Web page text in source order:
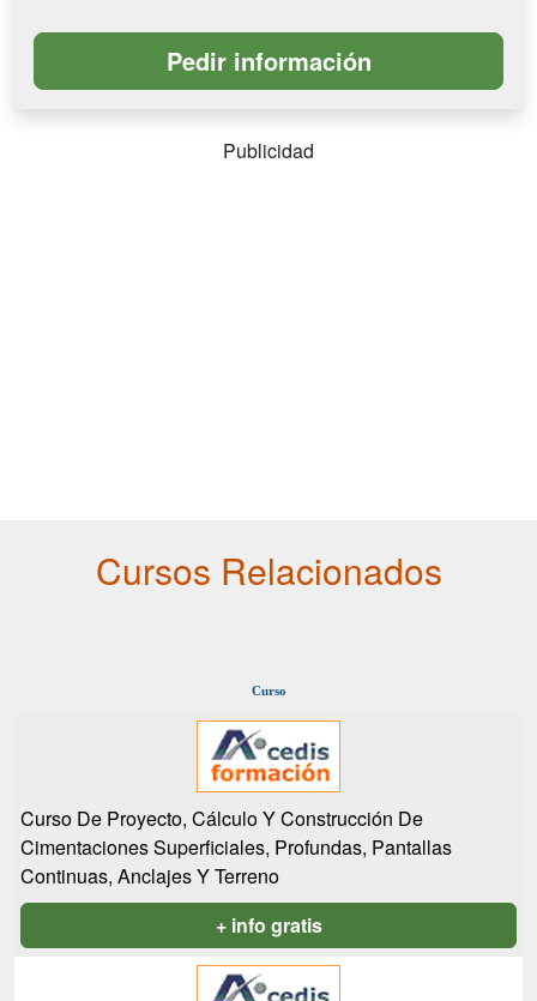
Publicidad
Cursos Relacionados
Curso
Curso De Proyecto, Cálculo Y Construcción De
Cimentaciones Superficiales, Profundas, Pantallas
Continuas, Anclajes Y Terreno
+ info gratis